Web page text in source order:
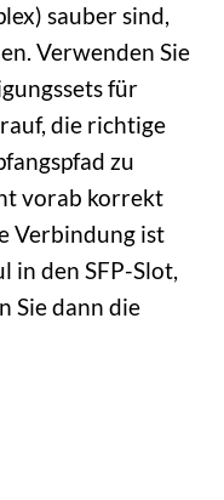
sauber sind,
Verwenden Sie
für
die richtige
zu
vorab korrekt
Verbindung ist
in den SFP-Slot,
Sie dann die